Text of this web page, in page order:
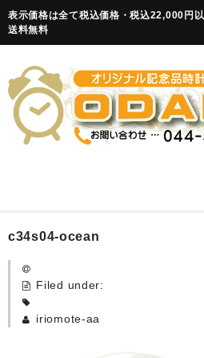
表示価格は全て税込価格・税込22,000円
送料無料
HOME
卒園記念品
c34s04-ocean
Filed under:
iriomote-aa